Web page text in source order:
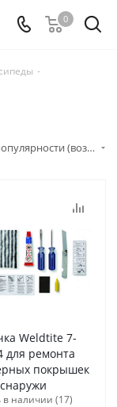
0
-
По популярности (возрастание)
Weldtite 7-
для ремонта
покрышек
снаружи
в наличии (17)